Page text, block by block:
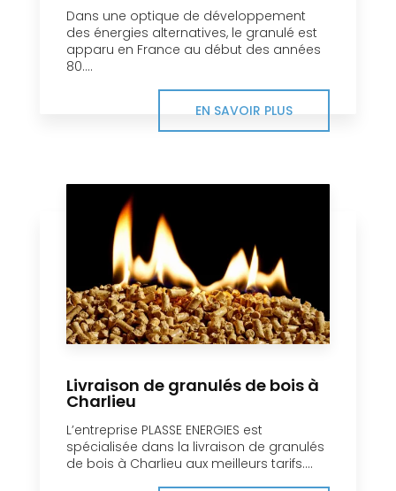
Dans une optique de développement
des énergies alternatives, le granulé est
apparu en France au début des années
80....
EN SAVOIR PLUS
Livraison de granulés de bois à
Charlieu
L’entreprise PLASSE ENERGIES est
spécialisée dans la livraison de granulés
de bois à Charlieu aux meilleurs tarifs....